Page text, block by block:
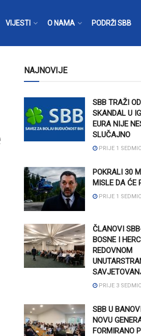
VIJESTI O NAMA PODRŽI SBB
NAJNOVIJE
SBB TRAŽI
SKANDAL U
EURA NIJE
SLUČAJNO
PRIJE 1
POKRALI 30
MISLE DA ĆE
PRIJE 1
ČLANOVI
BOSNE I
REDOVNOM
PRIJE 3
SBB U
NOVU
FORMIRANO